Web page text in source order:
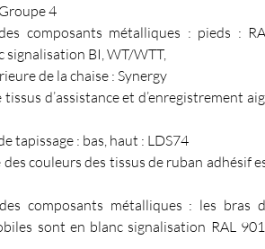
4
composants métalliques : pieds :
signalisation BI, WT/WTT,
de la chaise : Synergy
d’assistance et d’enregistrement
tapissage : bas, haut : LDS74
couleurs des tissus de ruban adhésif
composants métalliques : les bras
sont en blanc signalisation RAL